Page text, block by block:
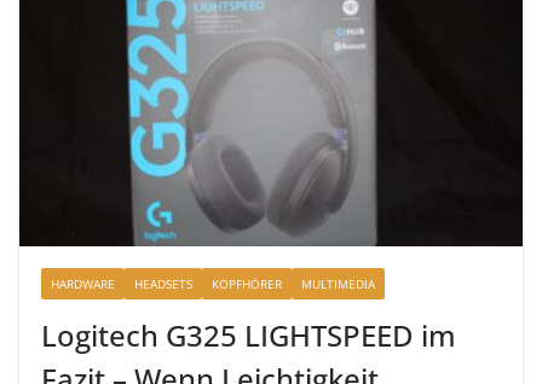
HARDWARE HEADSETS KOPFHÖRER MULTIMEDIA
Logitech G325 LIGHTSPEED im